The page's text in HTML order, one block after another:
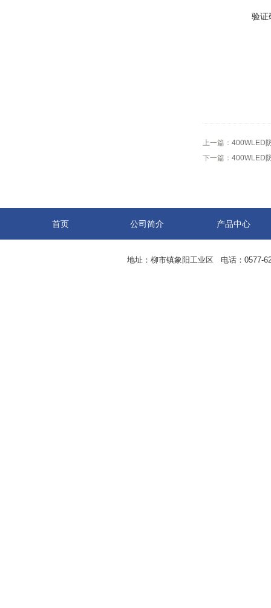
验证
上一篇： 400WLED
下一篇： 400WLED
首页 公司简介 产品中心
地址：柳市镇象阳工业区 电话：0577-